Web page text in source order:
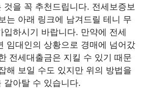
것을 꼭 추천드립니다. 전세보증보
는 아래 링크에 남겨드릴 테니 무
입하시기 바랍니다. 만약에 전세
임대인의 상황으로 경매에 넘어갔
전세대출금은 지킬 수 있기 때문
해 보일 수도 있지만 위의 방법을
갈아탈 수 있습니다.